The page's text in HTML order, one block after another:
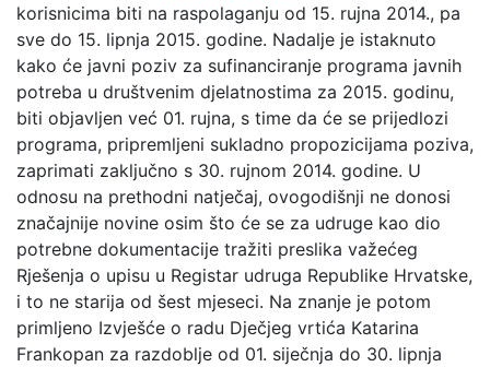
korisnicima biti na raspolaganju od 15. rujna 2014., pa
sve do 15. lipnja 2015. godine. Nadalje je istaknuto
kako će javni poziv za sufinanciranje programa javnih
potreba u društvenim djelatnostima za 2015. godinu,
biti objavljen već 01. rujna, s time da će se prijedlozi
programa, pripremljeni sukladno propozicijama poziva,
zaprimati zaključno s 30. rujnom 2014. godine. U
odnosu na prethodni natječaj, ovogodišnji ne donosi
značajnije novine osim što će se za udruge kao dio
potrebne dokumentacije tražiti preslika važećeg
Rješenja o upisu u Registar udruga Republike Hrvatske,
i to ne starija od šest mjeseci. Na znanje je potom
primljeno Izvješće o radu Dječjeg vrtića Katarina
Frankopan za razdoblje od 01. siječnja do 30. lipnja